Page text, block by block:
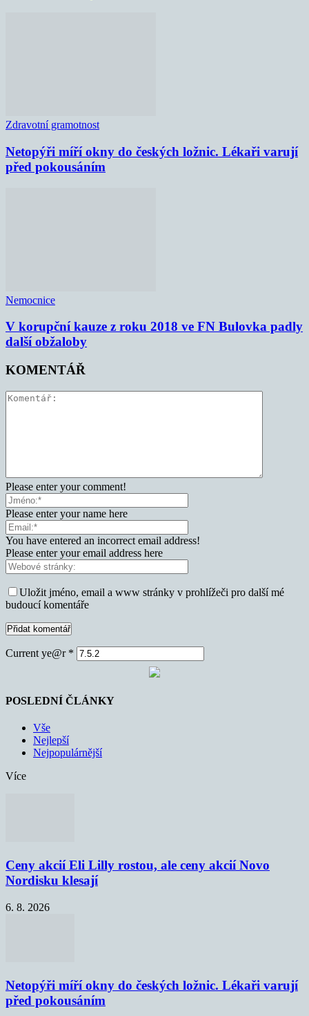
Zdravotní gramotnost
Netopýři míří okny do českých ložnic. Lékaři varují
před pokousáním
Nemocnice
V korupční kauze z roku 2018 ve FN Bulovka padly
další obžaloby
KOMENTÁŘ
Please enter your comment!
Please enter your name here
You have entered an incorrect email address!
Please enter your email address here
Uložit jméno, email a www stránky v prohlížeči pro další mé
budoucí komentáře
Current ye@r *
POSLEDNÍ ČLÁNKY
Vše
Nejlepší
Nejpopulárnější
Více
Ceny akcií Eli Lilly rostou, ale ceny akcií Novo
Nordisku klesají
6. 8. 2026
Netopýři míří okny do českých ložnic. Lékaři varují
před pokousáním